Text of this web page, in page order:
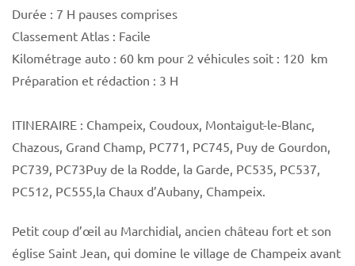
Durée : 7 H pauses comprises
Classement Atlas : Facile
Kilométrage auto : 60 km pour 2 véhicules soit : 120 km
Préparation et rédaction : 3 H
ITINERAIRE : Champeix, Coudoux, Montaigut-le-Blanc,
Chazous, Grand Champ, PC771, PC745, Puy de Gourdon,
PC739, PC73Puy de la Rodde, la Garde, PC535, PC537,
PC512, PC555,la Chaux d’Aubany, Champeix.
Petit coup d’œil au Marchidial, ancien château fort et son
église Saint Jean, qui domine le village de Champeix avant